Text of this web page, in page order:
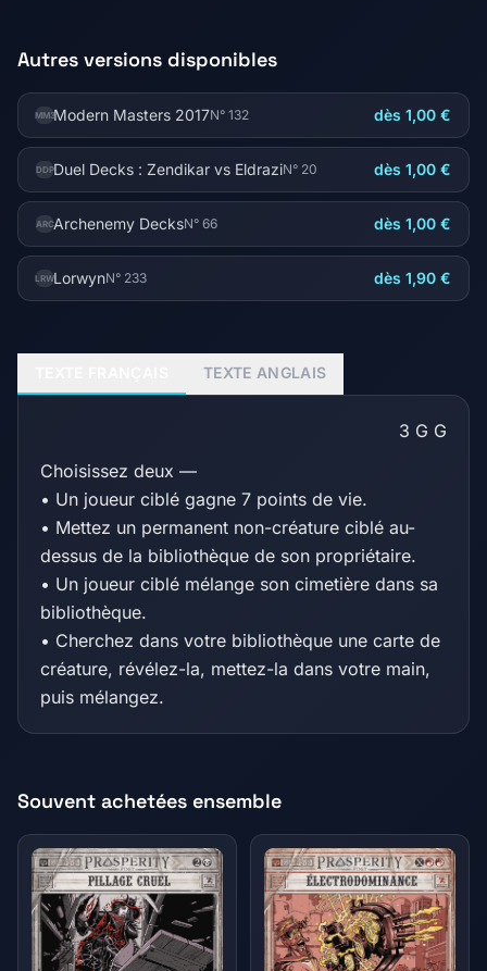
Autres versions disponibles
MM3Modern Masters 2017N° 132 dès 1,00 €
DDPDuel Decks : Zendikar vs EldraziN° 20 dès 1,00 €
ARCArchenemy DecksN° 66 dès 1,00 €
LRWLorwynN° 233 dès 1,90 €
TEXTE ANGLAIS
3 G G
Choisissez deux —
• Un joueur ciblé gagne 7 points de vie.
• Mettez un permanent non-créature ciblé au-
dessus de la bibliothèque de son propriétaire.
• Un joueur ciblé mélange son cimetière dans sa
bibliothèque.
• Cherchez dans votre bibliothèque une carte de
créature, révélez-la, mettez-la dans votre main,
puis mélangez.
Souvent achetées ensemble